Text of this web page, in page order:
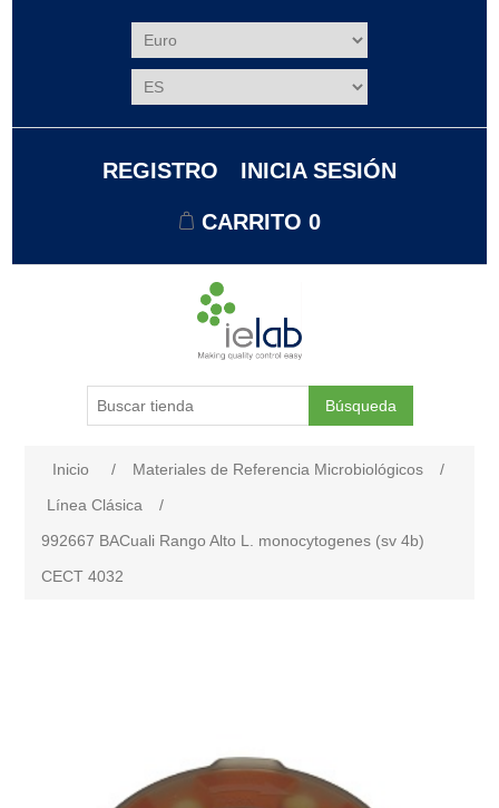
REGISTRO INICIA SESIÓN
CARRITO 0
Búsqueda
Inicio / Materiales de Referencia Microbiológicos
/
Línea Clásica
/
992667 BACuali Rango Alto L. monocytogenes (sv 4b)
CECT 4032